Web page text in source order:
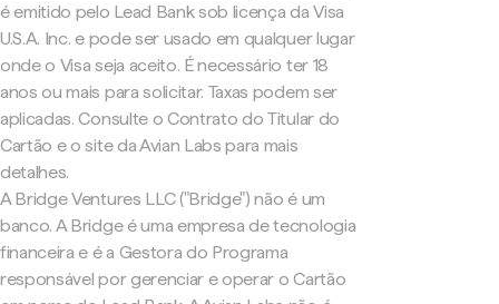
é emitido pelo Lead Bank sob licença da Visa
U.S.A. Inc. e pode ser usado em qualquer lugar
onde o Visa seja aceito. É necessário ter 18
anos ou mais para solicitar. Taxas podem ser
aplicadas. Consulte o Contrato do Titular do
Cartão e o site da Avian Labs para mais
detalhes.
A Bridge Ventures LLC ("Bridge") não é um
banco. A Bridge é uma empresa de tecnologia
financeira e é a Gestora do Programa
responsável por gerenciar e operar o Cartão